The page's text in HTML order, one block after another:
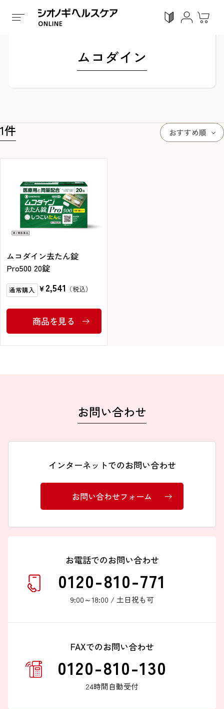
ログイン
カテゴリーで探す
症状から探す
ブランドから探す
お問い合わせ
シオノギヘルスケアONLINEについて
シオノギヘルスケア（コーポレートサイト）
医薬品の販売に関する表示
特定商取引法に基づく表記
インターネットでのお問い合わせ
お電話でのお問い合わせ
0120-810-771
9:00～18:00 / 土日祝も可
FAXでのお問い合わせ
ムコダイン
おすすめ順
1件
ムコダイン去たん錠
Pro500 20錠
通常購入 ￥2,541
商品を見る
ホーム / ブランドから探す /
お問い合わせ
インターネットでのお問い合わせ
お問い合わせフォーム
お電話でのお問い合わせ
0120-810-771
9:00～18:00 / 土日祝も可
FAXでのお問い合わせ
0120-810-130
24時間自動受付